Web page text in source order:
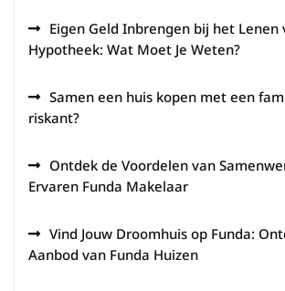
Eigen Geld Inbrengen bij het Lenen
Hypotheek: Wat Moet Je Weten?
Samen een huis kopen met een
riskant?
Ontdek de Voordelen van
Ervaren Funda Makelaar
Vind Jouw Droomhuis op Funda:
Aanbod van Funda Huizen